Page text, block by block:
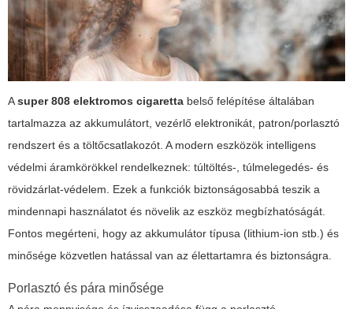
Asuper 808 elektromos cigaretta belső felépítése általában
tartalmazza az akkumulátort, vezérlő elektronikát, patron/porlasztó
rendszert és a töltőcsatlakozót. A modern eszközök intelligens
védelmi áramkörökkel rendelkeznek: túltöltés-, túlmelegedés- és
rövidzárlat-védelem. Ezek a funkciók biztonságosabbá teszik a
mindennapi használatot és növelik az eszköz megbízhatóságát.
Fontos megérteni, hogy az akkumulátor típusa (lithium-ion stb.) és
minősége közvetlen hatással van az élettartamra és biztonságra.
Porlasztó és pára minősége